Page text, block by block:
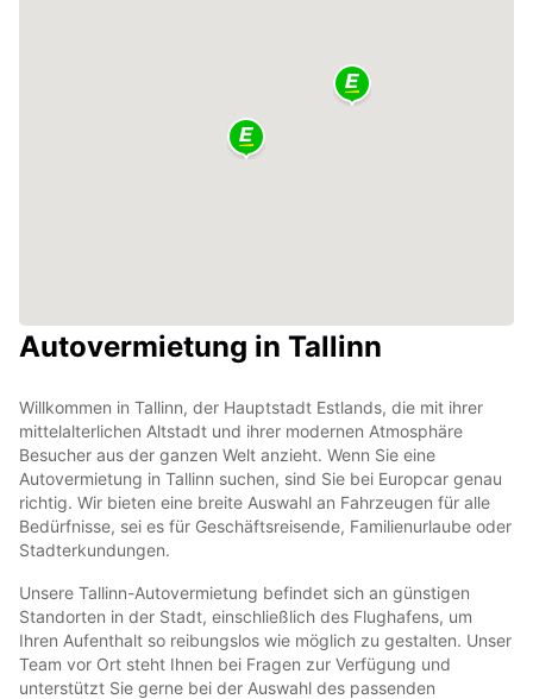
Autovermietung in Tallinn
Willkommen in Tallinn, der Hauptstadt Estlands, die mit ihrer
mittelalterlichen Altstadt und ihrer modernen Atmosphäre
Besucher aus der ganzen Welt anzieht. Wenn Sie eine
Autovermietung in Tallinn suchen, sind Sie bei Europcar genau
richtig. Wir bieten eine breite Auswahl an Fahrzeugen für alle
Bedürfnisse, sei es für Geschäftsreisende, Familienurlaube oder
Stadterkundungen.
Unsere Tallinn-Autovermietung befindet sich an günstigen
Standorten in der Stadt, einschließlich des Flughafens, um
Ihren Aufenthalt so reibungslos wie möglich zu gestalten. Unser
Team vor Ort steht Ihnen bei Fragen zur Verfügung und
unterstützt Sie gerne bei der Auswahl des passenden